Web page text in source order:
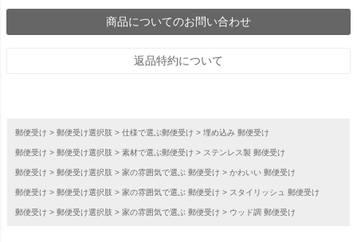
商品についてのお問い合わせ
返品特約について
郵便受け 郵便受け選択肢 仕様で選ぶ郵便受け 埋め込み 郵便受け
郵便受け 郵便受け選択肢 素材で選ぶ郵便受け ステンレス製 郵便受け
郵便受け 郵便受け選択肢 家の雰囲気で選ぶ 郵便受け かわいい 郵便受け
郵便受け 郵便受け選択肢 家の雰囲気で選ぶ 郵便受け スタイリッシュ 郵便受け
郵便受け 郵便受け選択肢 家の雰囲気で選ぶ 郵便受け ウッド調 郵便受け